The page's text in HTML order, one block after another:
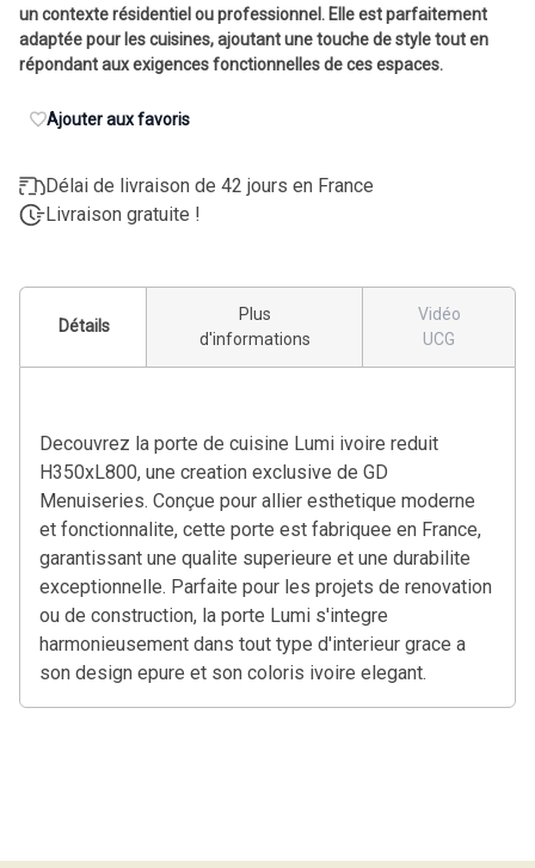
un contexte résidentiel ou professionnel. Elle est parfaitement
adaptée pour les cuisines, ajoutant une touche de style tout en
répondant aux exigences fonctionnelles de ces espaces.
Ajouter aux favoris
Délai de livraison de 42 jours en France
Livraison gratuite !
Détails
Plus
d'informations
Vidéo
UCG
Decouvrez la porte de cuisine Lumi ivoire reduit
H350xL800, une creation exclusive de GD
Menuiseries. Conçue pour allier esthetique moderne
et fonctionnalite, cette porte est fabriquee en France,
garantissant une qualite superieure et une durabilite
exceptionnelle. Parfaite pour les projets de renovation
ou de construction, la porte Lumi s'integre
harmonieusement dans tout type d'interieur grace a
son design epure et son coloris ivoire elegant.